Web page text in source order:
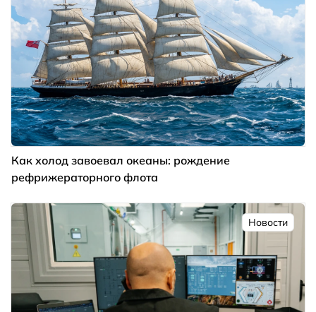
Как холод завоевал океаны: рождение
рефрижераторного флота
Новости